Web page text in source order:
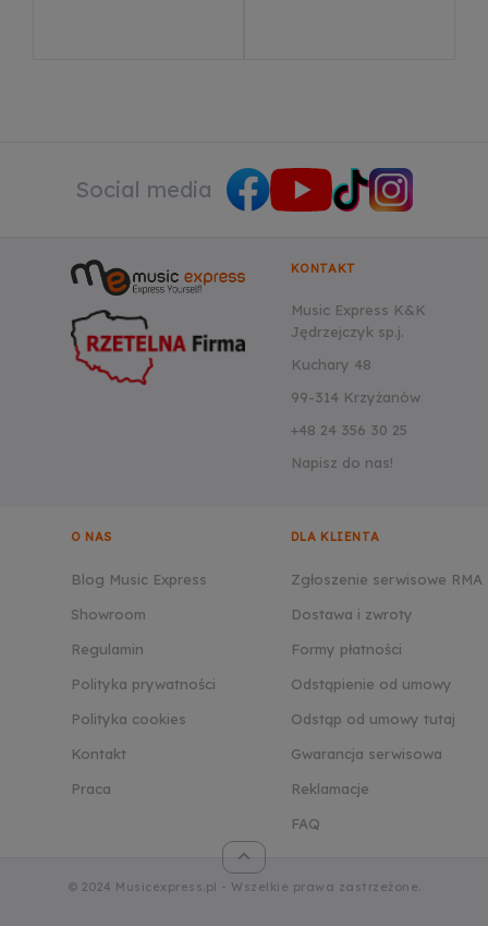
Social media
KONTAKT
Music Express K&K
Jędrzejczyk sp.j.
Kuchary 48
99-314 Krzyżanów
+48 24 356 30 25
Napisz do nas!
O NAS
Blog Music Express
Showroom
Regulamin
Polityka prywatności
Polityka cookies
Kontakt
Praca
DLA KLIENTA
Zgłoszenie serwisowe RMA
Dostawa i zwroty
Formy płatności
Odstąpienie od umowy
Odstąp od umowy tutaj
Gwarancja serwisowa
Reklamacje
FAQ
© 2024 Musicexpress.pl - Wszelkie prawa zastrzeżone.